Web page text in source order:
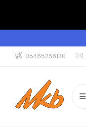
05465266130